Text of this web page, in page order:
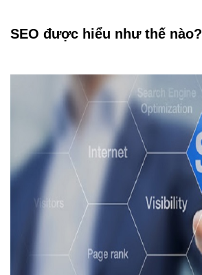
SEO được hiểu như thế nào?